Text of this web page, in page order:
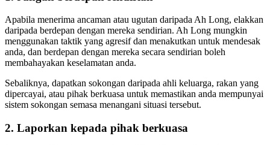
Apabila menerima ancaman atau ugutan daripada Ah Long, elakkan
daripada berdepan dengan mereka sendirian. Ah Long mungkin
menggunakan taktik yang agresif dan menakutkan untuk mendesak
anda, dan berdepan dengan mereka secara sendirian boleh
membahayakan keselamatan anda.
Sebaliknya, dapatkan sokongan daripada ahli keluarga, rakan yang
dipercayai, atau pihak berkuasa untuk memastikan anda mempunyai
sistem sokongan semasa menangani situasi tersebut.
2. Laporkan kepada pihak berkuasa